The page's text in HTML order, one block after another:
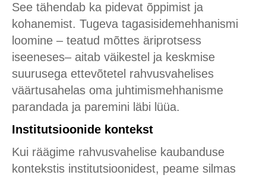
See tähendab ka pidevat õppimist ja
kohanemist. Tugeva tagasisidemehhanismi
loomine – teatud mõttes äriprotsess
iseeneses– aitab väikestel ja keskmise
suurusega ettevõtetel rahvusvahelises
väärtusahelas oma juhtimismehhanisme
parandada ja paremini läbi lüüa.
Institutsioonide kontekst
Kui räägime rahvusvahelise kaubanduse
kontekstis institutsioonidest, peame silmas